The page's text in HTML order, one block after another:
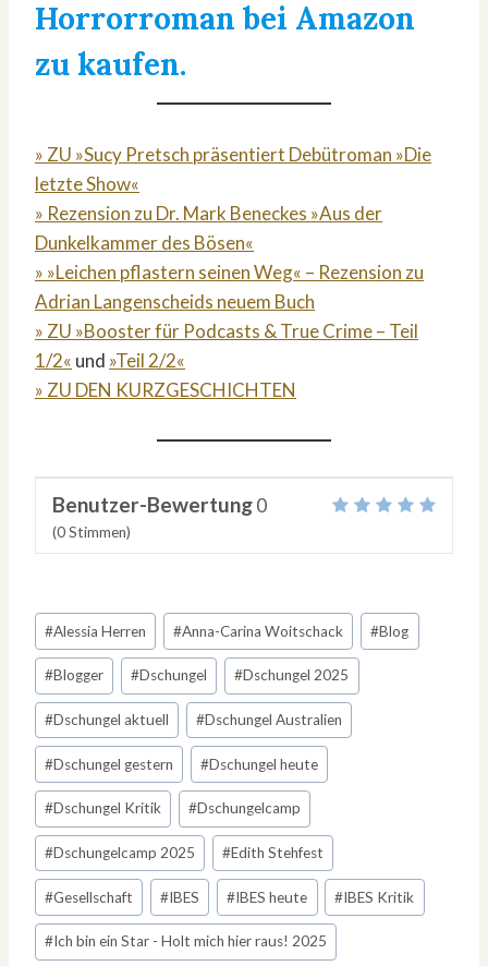
Horrorroman bei Amazon
zu kaufen.
» ZU »Sucy Pretsch präsentiert Debütroman »Die
letzte Show«
» Rezension zu Dr. Mark Beneckes »Aus der
Dunkelkammer des Bösen«
» »Leichen pflastern seinen Weg« – Rezension zu
Adrian Langenscheids neuem Buch
» ZU »Booster für Podcasts & True Crime – Teil
1/2« und »Teil 2/2«
» ZU DEN KURZGESCHICHTEN
Benutzer-Bewertung0
(0Stimmen)
Schlagworte:
#Alessia Herren #Anna-Carina Woitschack #Blog
#Blogger #Dschungel #Dschungel 2025
#Dschungel aktuell #Dschungel Australien
#Dschungel gestern #Dschungel heute
#Dschungel Kritik #Dschungelcamp
#Dschungelcamp 2025 #Edith Stehfest
#Gesellschaft #IBES #IBES heute #IBES Kritik
#Ich bin ein Star - Holt mich hier raus! 2025